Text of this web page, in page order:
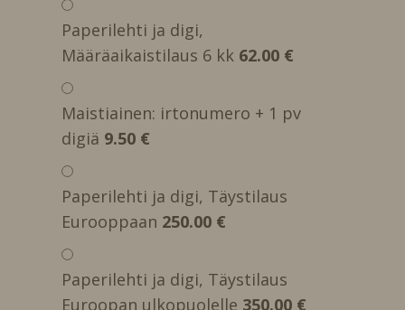
Paperilehti ja digi,
Määräaikaistilaus 6 kk 62.00 €
Maistiainen: irtonumero + 1 pv
digiä 9.50 €
Paperilehti ja digi, Täystilaus
Eurooppaan 250.00 €
Paperilehti ja digi, Täystilaus
Euroopan ulkopuolelle 350.00 €